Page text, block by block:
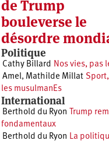
de Trump
bouleverse le
désordre
Politique
Cathy Billard Nos vies, pas
Amel, Mathilde Millat
les musulmanEs
International
Berthold du Ryon Trump
fondamentaux
Berthold du Ryon La